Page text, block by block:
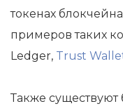
токенах
примеров таких
Ledger, Trust
Также